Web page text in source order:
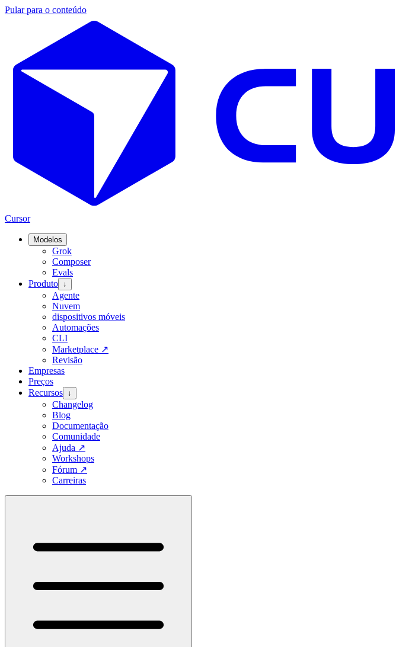
Pular para o conteúdo
Cursor
Modelos
Grok
Composer
Evals
Produto ↓
Agente
Nuvem
dispositivos móveis
Automações
CLI
Marketplace ↗
Revisão
Empresas
Preços
Recursos ↓
Changelog
Blog
Documentação
Comunidade
Ajuda ↗
Workshops
Fórum ↗
Carreiras